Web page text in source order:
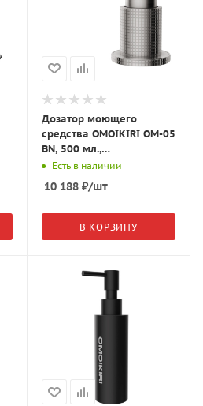
Дозатор моющего
средства OMOIKIRI OM-05
BN, 500 мл.,
нержавеющая сталь,
4995076
Есть в наличии
10 188₽/шт
В КОРЗИНУ